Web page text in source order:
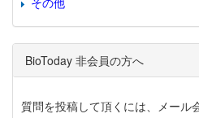
BioToday 非会員の方へ
質問を投稿して頂くには、メール